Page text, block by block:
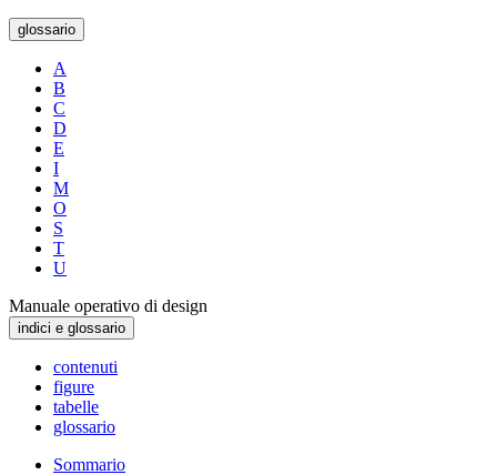
glossario
A
B
C
D
E
I
M
O
S
T
U
Manuale operativo di design
indici e glossario
contenuti
figure
tabelle
glossario
Sommario